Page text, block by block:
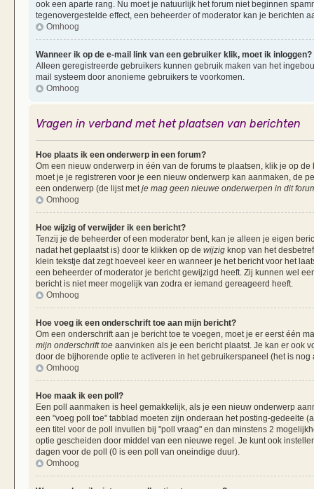
ook een aparte rang. Nu moet je natuurlijk het forum niet beginnen
tegenovergestelde effect, een beheerder of moderator kan je berichten
Omhoog
Wanneer ik op de e-mail link van een gebruiker klik, moet ik inloggen?
Alleen geregistreerde gebruikers kunnen gebruik maken van het
mail systeem door anonieme gebruikers te voorkomen.
Omhoog
Vragen in verband met het plaatsen van berichten
Hoe plaats ik een onderwerp in een forum?
Om een nieuw onderwerp in één van de forums te plaatsen, klik je op
moet je je registreren voor je een nieuw onderwerp kan aanmaken, de
een onderwerp (de lijst met je mag geen nieuwe onderwerpen in dit
Omhoog
Hoe wijzig of verwijder ik een bericht?
Tenzij je de beheerder of een moderator bent, kan je alleen je eigen
nadat het geplaatst is) door te klikken op de wijzig knop van het
klein tekstje dat zegt hoeveel keer en wanneer je het bericht voor het
een beheerder of moderator je bericht gewijzigd heeft. Zij kunnen wel
bericht is niet meer mogelijk van zodra er iemand gereageerd heeft.
Omhoog
Hoe voeg ik een onderschrift toe aan mijn bericht?
Om een onderschrift aan je bericht toe te voegen, moet je er eerst één
mijn onderschrift toe aanvinken als je een bericht plaatst. Je kan er ook
door de bijhorende optie te activeren in het gebruikerspaneel (het is
Omhoog
Hoe maak ik een poll?
Een poll aanmaken is heel gemakkelijk, als je een nieuw onderwerp
een "voeg poll toe" tabblad moeten zijn onderaan het posting-gedeelte
een titel voor de poll invullen bij "poll vraag" en dan minstens 2
optie gescheiden door middel van een nieuwe regel. Je kunt ook
dagen voor de poll (0 is een poll van oneindige duur).
Omhoog